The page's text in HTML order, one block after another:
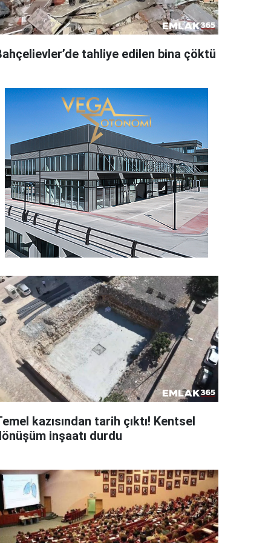
tahliye edilen bina çöktü
kazısından tarih çıktı! Kentsel
inşaatı durdu